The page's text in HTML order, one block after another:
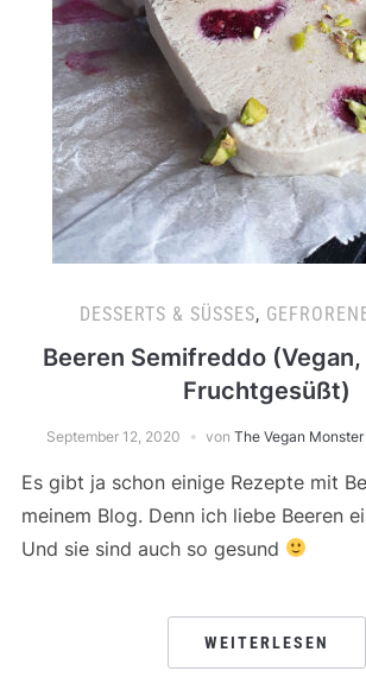
DESSERTS & SÜSSES ,
Beeren Semifreddo
Fruchtgesüßt)
September 12, 2020 von The Vegan Monster
Es gibt ja schon einige Rezepte mit
meinem Blog. Denn ich liebe Beeren
Und sie sind auch so gesund
WEITERLESEN